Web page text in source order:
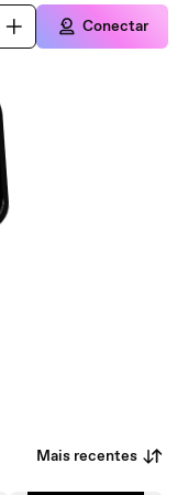
Conectar
Mais recentes